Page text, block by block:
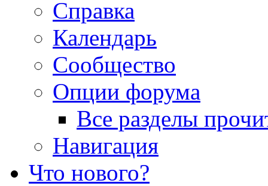
Справка
Календарь
Сообщество
Опции форума
Все разделы
Навигация
Что нового?